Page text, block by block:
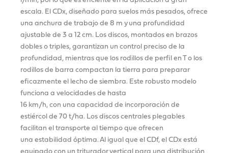
escala. El CDx, diseñado para suelos más pesados, ofrece
una anchura de trabajo de 8 m y una profundidad
ajustable de 3 a 12 cm. Los discos, montados en brazos
dobles o triples, garantizan un control preciso de la
profundidad, mientras que los rodillos de perfil en T o los
rodillos de barra compactan la tierra para preparar
eficazmente el lecho de siembra. Este robusto modelo
funciona a velocidades de hasta
16 km/h, con una capacidad de incorporación de
estiércol de 70 t/ha. Los discos centrales plegables
facilitan el transporte al tiempo que ofrecen
una estabilidad óptima. Al igual que el CDf, el CDx está
equipado con un triturador vertical para una distribución